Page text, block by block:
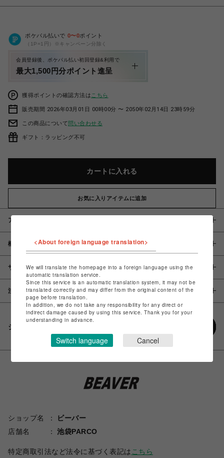
ポケパル払いで 0〜0ポイント
（1P=1円）※キャンペーン分除く
会員登録後、ポケパル払い初回登録&利用で
最大1,500円分ポイント進呈
獲得ポイントの確認方法は こちら
販売期間 2026年03月01日 00時00分 〜 2050年02月14日 23時59分
この商品について問い合わせる
ギフト：ラッピング不可
カートに入れる
お気に入りアイテムに追加
アイテム説明 / 素材
概要
サイズ
注意事項
シェアする
ショップ名
ビーバー
店舗名
池袋PARCO
特定商取引法など法令に基づく表記は こちら
<About foreign language translation>
We will translate the homepage into a foreign language using the
automatic translation service.
Since this service is an automatic translation system, it may not be
translated correctly and may differ from the original content of the
page before translation.
In addition, we do not take any responsibility for any direct or
indirect damage caused by using this service. Thank you for your
understanding in advance.
Switch language Cancel